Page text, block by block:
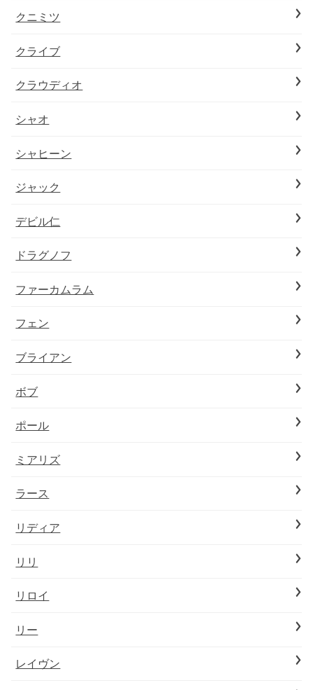
クニミツ
クライブ
クラウディオ
シャオ
シャヒーン
ジャック
デビル仁
ドラグノフ
ファーカムラム
フェン
ブライアン
ボブ
ポール
ミアリズ
ラース
リディア
リリ
リロイ
リー
レイヴン